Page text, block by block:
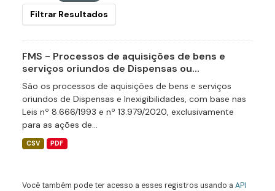
Filtrar Resultados
FMS - Processos de aquisições de bens e
serviços oriundos de Dispensas ou...
São os processos de aquisições de bens e serviços
oriundos de Dispensas e Inexigibilidades, com base nas
Leis nº 8.666/1993 e nº 13.979/2020, exclusivamente
para as ações de...
CSV PDF
Você também pode ter acesso a esses registros usando a API